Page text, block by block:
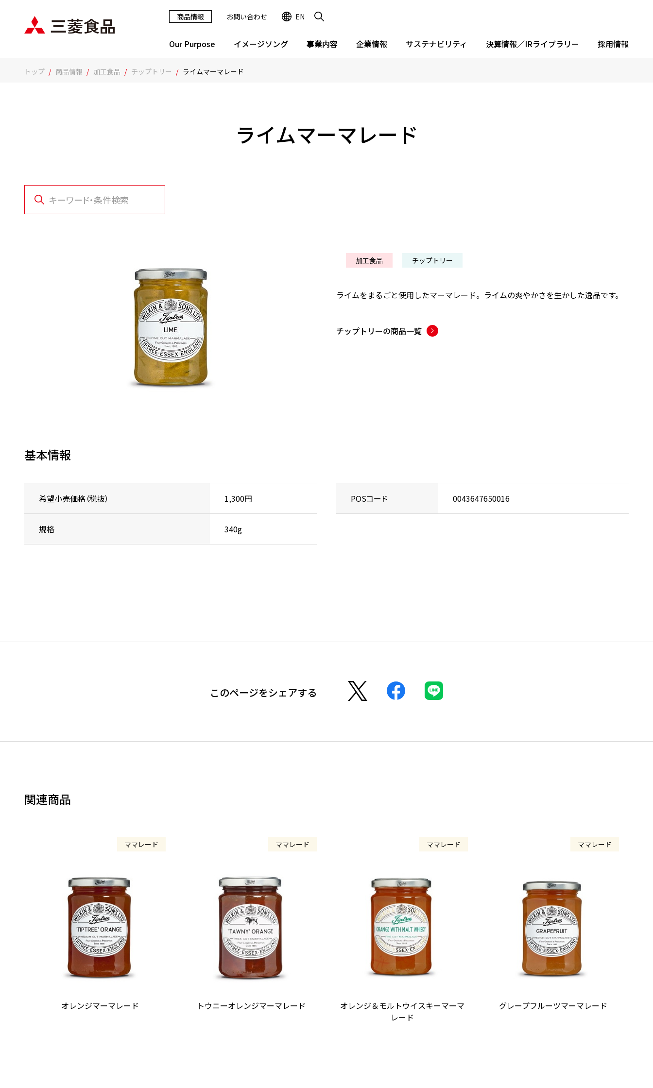
商品情報 お問い合わせ EN
Our Purpose イメージソング 事業内容 企業情報 サステナビリティ 決算情報／IRライブラリー 採用情報
トップ 商品情報 加工食品 チップトリー ライムマーマレード
ライムマーマレード
キーワード・条件検索
加工食品 チップトリー
ライムをまるごと使用したマーマレード。ライムの爽やかさを生かした逸品です。
チップトリーの商品一覧
基本情報
希望小売価格（税抜） 1,300円
規格 340g
POSコード 0043647650016
このページをシェアする
関連商品
ママレード
オレンジマーマレード
ママレード
トウニーオレンジマーマレード
ママレード
オレンジ＆モルトウイスキーマーマ
レード
ママレード
グレープフルーツマーマレード